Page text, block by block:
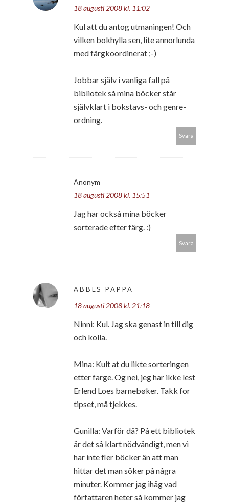
18 augusti 2008 kl. 11:02
Kul att du antog utmaningen! Och
vilken bokhylla sen, lite annorlunda
med färgkoordinerat ;-)
Jobbar själv i vanliga fall på
bibliotek så mina böcker står
självklart i bokstavs- och genre-
ordning.
Svara
Anonym
18 augusti 2008 kl. 15:51
Jag har också mina böcker
sorterade efter färg. :)
Svara
ABBES PAPPA
18 augusti 2008 kl. 21:18
Ninni: Kul. Jag ska genast in till dig
och kolla.
Mina: Kult at du likte sorteringen
etter farge. Og nei, jeg har ikke lest
Erlend Loes barnebøker. Takk for
tipset, må tjekkes.
Gunilla: Varför då? På ett bibliotek
är det så klart nödvändigt, men vi
har inte fler böcker än att man
hittar det man söker på några
minuter. Kommer jag ihåg vad
författaren heter så kommer jag